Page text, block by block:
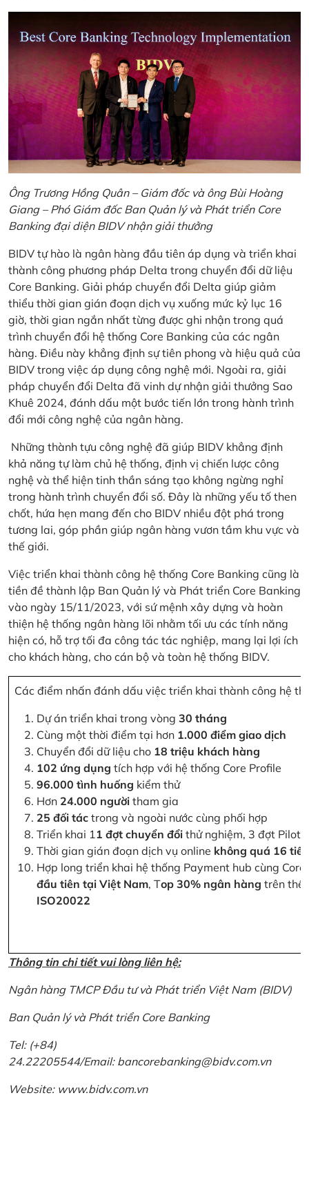
Ông Trương Hồng Quân – Giám đốc và ông Bùi Hoàng
Giang – Phó Giám đốc Ban Quản lý và Phát triển Core
Banking đại diện BIDV nhận giải thưởng
BIDV tự hào là ngân hàng đầu tiên áp dụng và triển khai
thành công phương pháp Delta trong chuyển đổi dữ liệu
Core Banking. Giải pháp chuyển đổi Delta giúp giảm
thiểu thời gian gián đoạn dịch vụ xuống mức kỷ lục 16
giờ, thời gian ngắn nhất từng được ghi nhận trong quá
trình chuyển đổi hệ thống Core Banking của các ngân
hàng. Điều này khẳng định sự tiên phong và hiệu quả của
BIDV trong việc áp dụng công nghệ mới. Ngoài ra, giải
pháp chuyển đổi Delta đã vinh dự nhận giải thưởng Sao
Khuê 2024, đánh dấu một bước tiến lớn trong hành trình
đổi mới công nghệ của ngân hàng.
Những thành tựu công nghệ đã giúp BIDV khẳng định
khả năng tự làm chủ hệ thống, định vị chiến lược công
nghệ và thể hiện tinh thần sáng tạo không ngừng nghỉ
trong hành trình chuyển đổi số. Đây là những yếu tố then
chốt, hứa hẹn mang đến cho BIDV nhiều đột phá trong
tương lai, góp phần giúp ngân hàng vươn tầm khu vực và
thế giới.
Việc triển khai thành công hệ thống Core Banking cũng là
tiền đề thành lập Ban Quản lý và Phát triển Core Banking
vào ngày 15/11/2023, với sứ mệnh xây dựng và hoàn
thiện hệ thống ngân hàng lõi nhằm tối ưu các tính năng
hiện có, hỗ trợ tối đa công tác tác nghiệp, mang lại lợi ích
cho khách hàng, cho cán bộ và toàn hệ thống BIDV.
Các điểm nhấn đánh dấu việc triển khai thành công hệ
Dự án triển khai trong vòng 30 tháng
Cùng một thời điểm tại hơn 1.000 điểm giao dịch
Chuyển đổi dữ liệu cho 18 triệu khách hàng
102 ứng dụng tích hợp với hệ thống Core Profile
96.000 tình huống kiểm thử
Hơn 24.000 người tham gia
25 đối tác trong và ngoài nước cùng phối hợp
Triển khai 11 đợt chuyển đổi thử nghiệm, 3 đợt Pilot
Thời gian gián đoạn dịch vụ online không quá 16
Hợp long triển khai hệ thống Payment hub cùng
đầu tiên tại Việt Nam, Top 30% ngân hàng trên thế
ISO20022
Thông tin chi tiết vui lòng liên hệ:
Ngân hàng TMCP Đầu tư và Phát triển Việt Nam (BIDV)
Ban Quản lý và Phát triển Core Banking
Tel: (+84)
24.22205544/Email: bancorebanking@bidv.com.vn
Website: www.bidv.com.vn